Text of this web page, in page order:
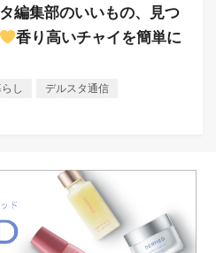
タ編集部のいいもの、見つ
香り高いチャイを簡単に
し
デルスタ通信